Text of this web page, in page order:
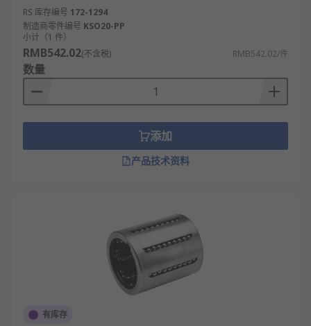
RS 库存编号 172-1294
制造商零件编号 KSO20-PP
小计（1 件）
RMB542.02(不含税) RMB542.02/件
数量
添加
产品技术资料
有库存